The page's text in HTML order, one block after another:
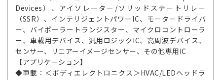
Devices）、アイソレーター/ソリッドステートリレー
（SSR）、インテリジェントパワーIC、モータードライバ
ー、バイポーラートランジスター、マイクロコントローラ
ー、車載用デバイス、汎用ロジックIC、高周波デバイス、
センサー、リニアーイメージセンサー、その他専用IC
【アプリケーション】
◆車載：＜ボディエレクトロニクス＞HVAC/LEDヘッドラ